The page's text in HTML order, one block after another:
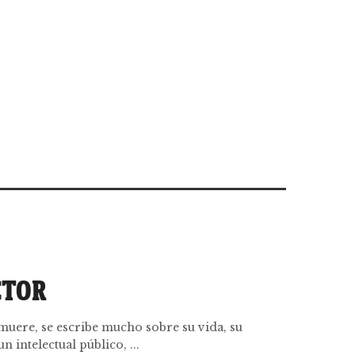
se escribe mucho sobre su vida, su
intelectual público, ...